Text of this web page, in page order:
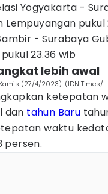
Yogyakarta -
pukul
- Surabaya
23.36 wib
lebih awal
(27/4/2023). (IDN Times/
ketepatan
dan tahun Baru
waktu
persen.